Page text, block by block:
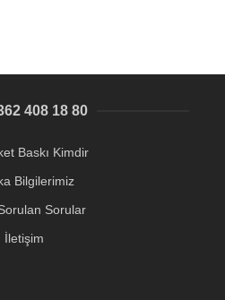
408 18 80
Baskı Kimdir
Bilgilerimiz
Sorular
İletişim